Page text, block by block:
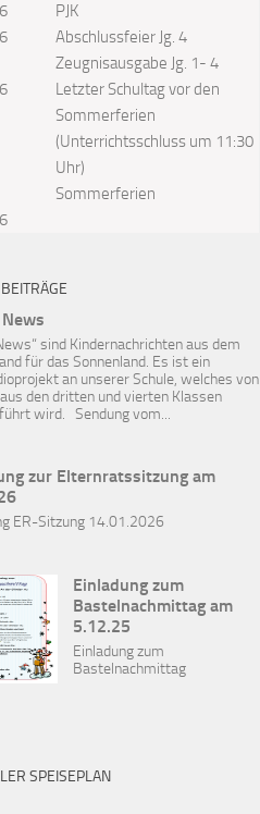
PJK
Abschlussfeier Jg. 4
Zeugnisausgabe Jg. 1- 4
Letzter Schultag vor den
Sommerferien
(Unterrichtsschluss um 11:30
Uhr)
Sommerferien
sind Kindernachrichten aus dem
für das Sonnenland. Es ist ein
an unserer Schule, welches von
den dritten und vierten Klassen
wird. Sendung vom...
zur Elternratssitzung am
ER-Sitzung 14.01.2026
Einladung zum
Bastelnachmittag am
5.12.25
Einladung zum
Bastelnachmittag
SPEISEPLAN